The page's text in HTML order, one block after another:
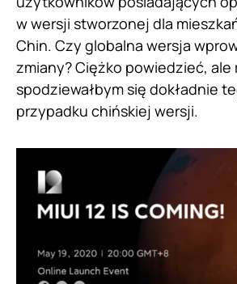
w wersji stworzonej dla
Chin. Czy globalna wersja
zmiany? Ciężko powiedzieć, ale
spodziewałbym się dokładnie
przypadku chińskiej wersji.